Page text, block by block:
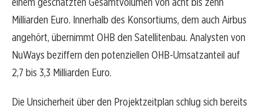
Milliarden Euro. Innerhalb des Konsortiums, dem auch Airbus
angehört, übernimmt OHB den Satellitenbau. Analysten von
NuWays beziffern den potenziellen OHB-Umsatzanteil auf
2,7 bis 3,3 Milliarden Euro.
Die Unsicherheit über den Projektzeitplan schlug sich bereits